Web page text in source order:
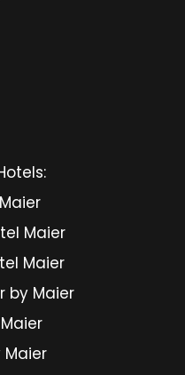
Maier
Maier
by Maier
Maier